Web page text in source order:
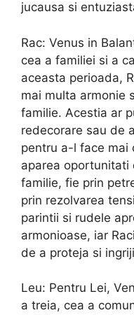
jucausa si
Rac: Venus in
cea a familiei si a
aceasta perioada,
mai multa armonie
familie. Acestia ar
redecorare sau de
pentru a-l face mai
aparea oportunitati
familie, fie prin
prin rezolvarea
parintii si rudele
armonioase, iar
de a proteja si
Leu: Pentru Lei,
a treia, cea a